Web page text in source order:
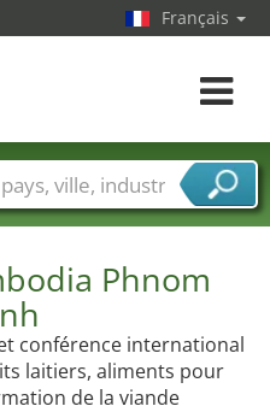
Phnom
conférence international
laitiers, aliments pour
de la viande
Français
Toggle
Secteurs de foire